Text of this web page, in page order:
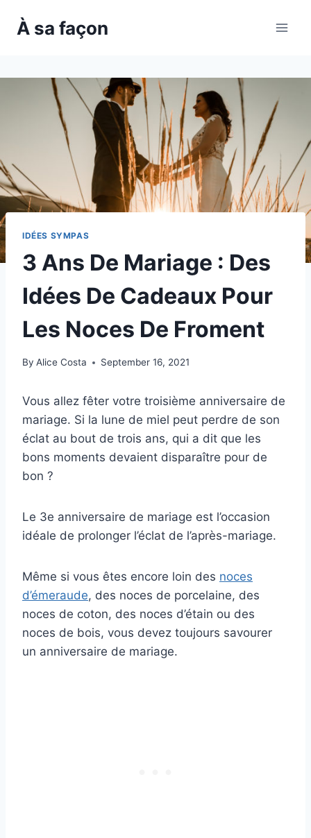
À sa façon
IDÉES SYMPAS
3 Ans De Mariage : Des
Idées De Cadeaux Pour
Les Noces De Froment
By Alice Costa September 16, 2021
Vous allez fêter votre troisième anniversaire de
mariage. Si la lune de miel peut perdre de son
éclat au bout de trois ans, qui a dit que les
bons moments devaient disparaître pour de
bon ?
Le 3e anniversaire de mariage est l’occasion
idéale de prolonger l’éclat de l’après-mariage.
Même si vous êtes encore loin des noces
d’émeraude, des noces de porcelaine, des
noces de coton, des noces d’étain ou des
noces de bois, vous devez toujours savourer
un anniversaire de mariage.